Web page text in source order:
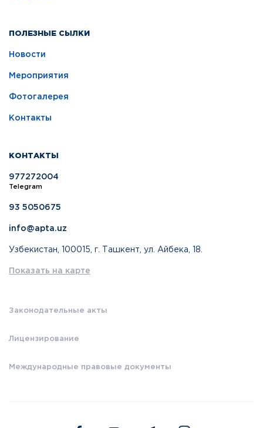
ПОЛЕЗНЫЕ СЫЛКИ
Новости
Мероприятия
Фотогалерея
Контакты
КОНТАКТЫ
977272004
Telegram
93 5050675
info@apta.uz
Узбекистан, 100015, г. Ташкент, ул. Айбека, 18.
Показать на карте
Законодательные акты
Лицензирование
Международные правовые документы